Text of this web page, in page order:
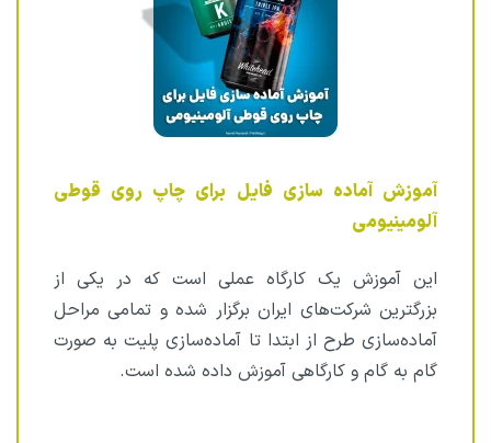
آموزش آماده سازی فایل برای چاپ روی قوطی
آلومینیومی
این آموزش یک کارگاه عملی است که در یکی از
بزرگترین شرکت‌های ایران برگزار شده و تمامی مراحل
آماده‌سازی طرح از ابتدا تا آماده‌سازی پلیت به صورت
گام به گام و کارگاهی آموزش داده شده است.